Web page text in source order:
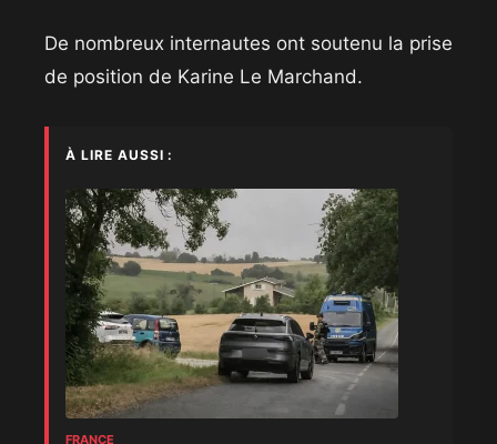
De nombreux internautes ont soutenu la prise
de position de Karine Le Marchand.
À LIRE AUSSI :
FRANCE